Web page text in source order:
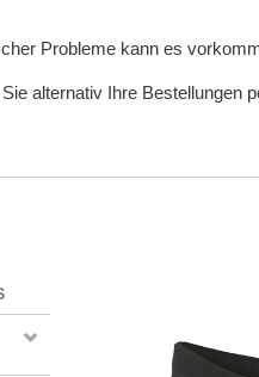
Probleme kann es
alternativ Ihre Bestellungen